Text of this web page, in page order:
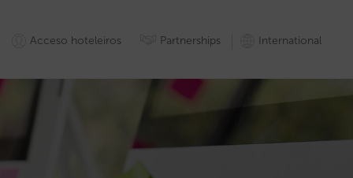
Acceso hoteleiros Partnerships International